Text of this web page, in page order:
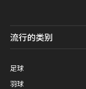
流行的类别
足球
羽球